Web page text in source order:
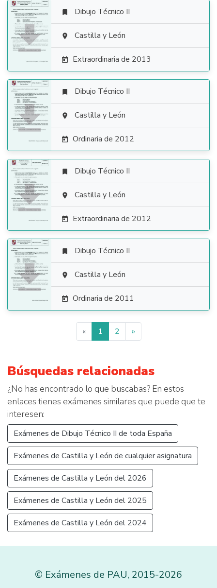

 Dibujo Técnico II
 Castilla y León
 Extraordinaria de 2013

 Dibujo Técnico II
 Castilla y León
 Ordinaria de 2012

 Dibujo Técnico II
 Castilla y León
 Extraordinaria de 2012

 Dibujo Técnico II
 Castilla y León
 Ordinaria de 2011
« 1 2 »
Búsquedas relacionadas
¿No has encontrado lo que buscabas? En estos
enlaces tienes exámenes similares que puede que te
interesen:
Exámenes de Dibujo Técnico II de toda España
Exámenes de Castilla y León de cualquier asignatura
Exámenes de Castilla y León del 2026
Exámenes de Castilla y León del 2025
Exámenes de Castilla y León del 2024
© Exámenes de PAU, 2015-2026